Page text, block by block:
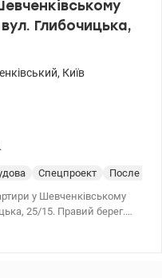
Глибочицька,
, Київ
Спецпроект
После
у Шевченківському
25/15. Правий берег.